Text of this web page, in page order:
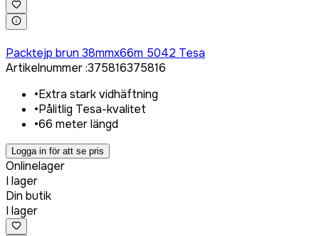
Packtejp brun 38mmx66m 5042 Tesa
Artikelnummer:375816375816
•Extra stark vidhäftning
•Pålitlig Tesa-kvalitet
•66 meter längd
Logga in för att se pris
Onlinelager
I lager
Din butik
I lager